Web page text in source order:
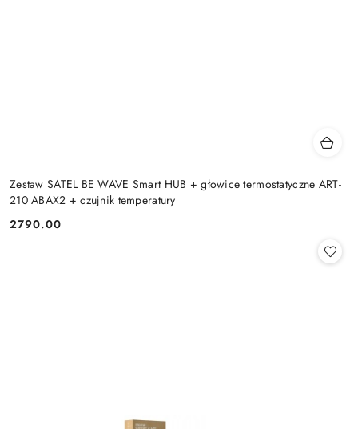
Zestaw SATEL BE WAVE Smart HUB + głowice termostatyczne ART-
210 ABAX2 + czujnik temperatury
Cena:
2790.00